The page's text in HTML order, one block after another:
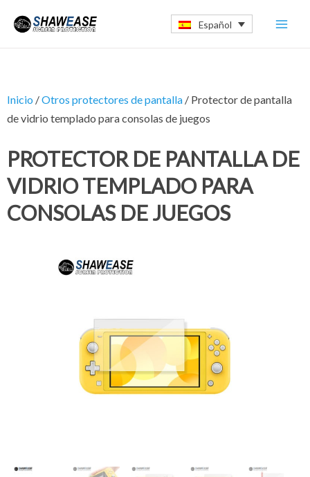
contenido
Español
Inicio /Otros protectores de pantalla / Protector de pantalla
de vidrio templado para consolas de juegos
PROTECTOR DE PANTALLA DE
VIDRIO TEMPLADO PARA
CONSOLAS DE JUEGOS